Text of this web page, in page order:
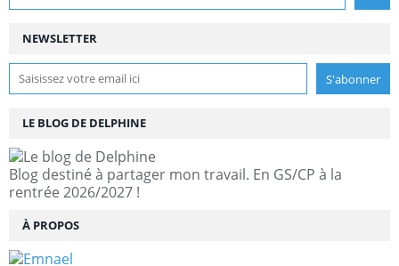
NEWSLETTER
LE BLOG DE DELPHINE
Blog destiné à partager mon travail. En GS/CP à la
rentrée 2026/2027 !
À PROPOS